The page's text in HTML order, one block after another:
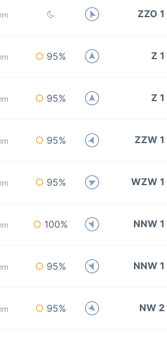
ZZO 1
95% Z 1
95% Z 1
95% ZZW 1
95% WZW 1
100% NNW 1
95% NNW 1
95% NW 2